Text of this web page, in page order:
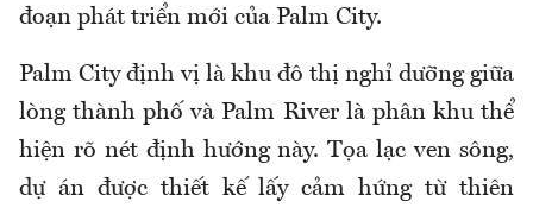
đoạn phát triển mới của Palm City.
Palm City định vị là khu đô thị nghỉ dưỡng giữa
lòng thành phố và Palm River là phân khu thể
hiện rõ nét định hướng này. Tọa lạc ven sông,
dự án được thiết kế lấy cảm hứng từ thiên